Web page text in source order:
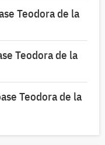
Teodora de la
Teodora de la
Teodora de la